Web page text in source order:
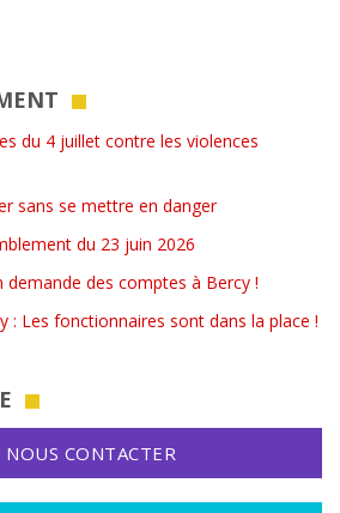
du 4 juillet contre les violences
sans se mettre en danger
du 23 juin 2026
demande des comptes à Bercy !
: Les fonctionnaires sont dans la place !
NOUS CONTACTER